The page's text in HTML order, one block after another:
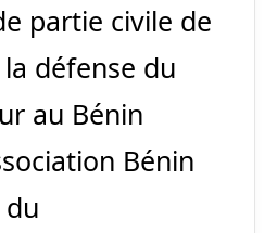
partie civile de
défense du
au Bénin
Bénin